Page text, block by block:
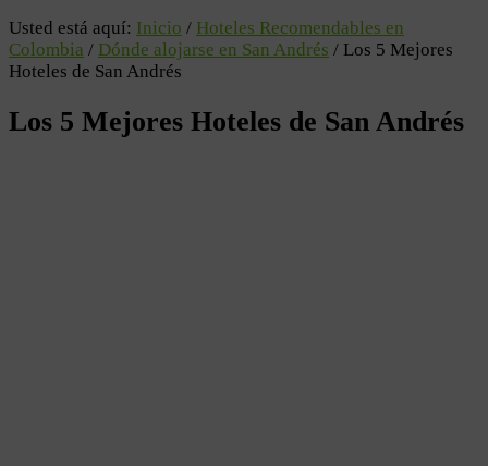
Usted está aquí: Inicio / Hoteles Recomendables en
Colombia / Dónde alojarse en San Andrés / Los 5 Mejores
Hoteles de San Andrés
Los 5 Mejores Hoteles de San Andrés